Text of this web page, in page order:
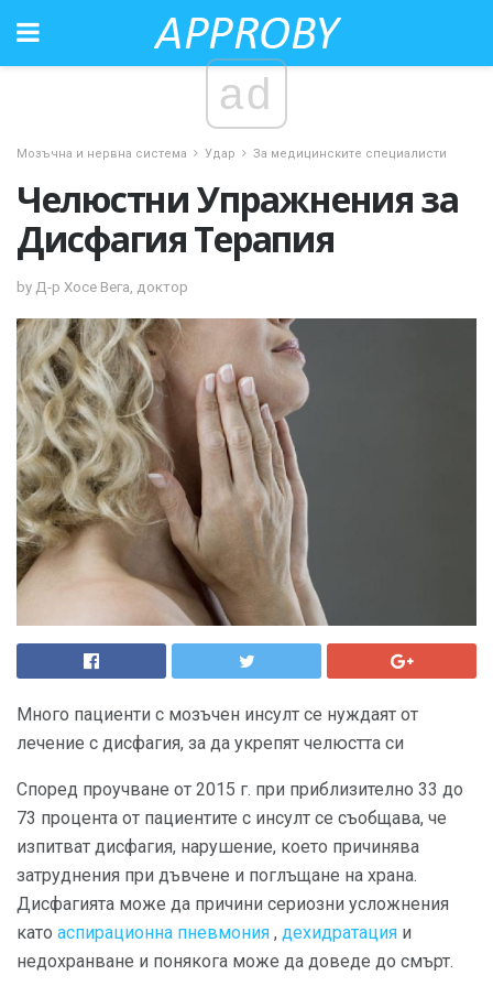
ad
Мозъчна и нервна система Удар За медицинските специалисти
Челюстни Упражнения за
Дисфагия Терапия
by Д-р Хосе Вега, доктор
Много пациенти с мозъчен инсулт се нуждаят от
лечение с дисфагия, за да укрепят челюстта си
Според проучване от 2015 г. при приблизително 33 до
73 процента от пациентите с инсулт се съобщава, че
изпитват дисфагия, нарушение, което причинява
затруднения при дъвчене и поглъщане на храна.
Дисфагията може да причини сериозни усложнения
като аспирационна пневмония , дехидратация и
недохранване и понякога може да доведе до смърт.